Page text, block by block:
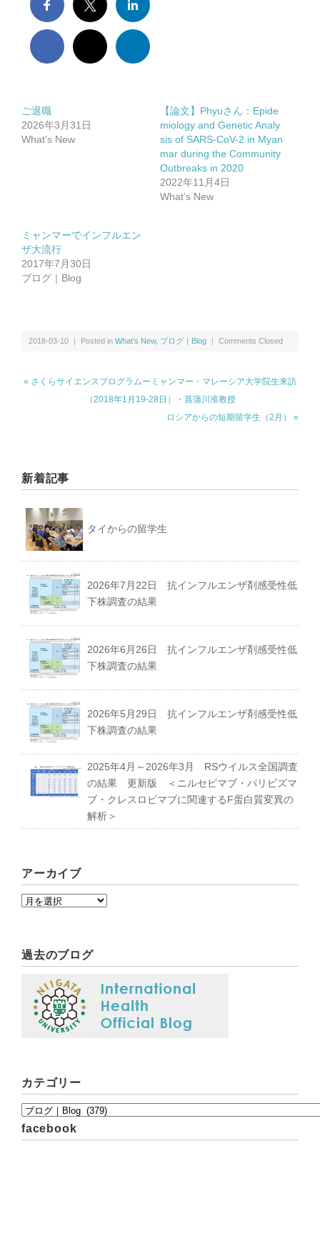
ご退職
2026年3月31日
What’s New
【論文】Phyuさん：Epide
miology and Genetic Analy
sis of SARS-CoV-2 in Myan
mar during the Community
Outbreaks in 2020
2022年11月4日
What’s New
ミャンマーでインフルエン
ザ大流行
2017年7月30日
ブログ｜Blog
2018-03-10 ｜ Posted in What’s New, ブログ｜Blog ｜ Comments Closed
« さくらサイエンスプログラムーミャンマー・マレーシア大学院生来訪
（2018年1月19-28日）・菖蒲川准教授
ロシアからの短期留学生（2月） »
新着記事
タイからの留学生
2026年7月22日 抗インフルエンザ剤感受性低
下株調査の結果
2026年6月26日 抗インフルエンザ剤感受性低
下株調査の結果
2026年5月29日 抗インフルエンザ剤感受性低
下株調査の結果
2025年4月～2026年3月 RSウイルス全国調査
の結果 更新版 ＜ニルセビマブ・パリビズマ
ブ・クレスロビマブに関連するF蛋白質変異の
解析＞
アーカイブ
過去のブログ
カテゴリー
facebook